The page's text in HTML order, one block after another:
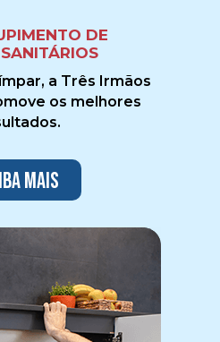
DE
a Três Irmãos
os melhores
mais